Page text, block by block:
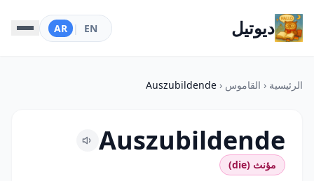
ديوتيل EN
|
AR
الرئيسية ‹ القاموس ‹
Auszubildende
Auszubildende
مؤنث (die)